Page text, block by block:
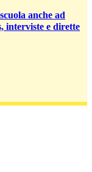
anche ad
interviste e dirette